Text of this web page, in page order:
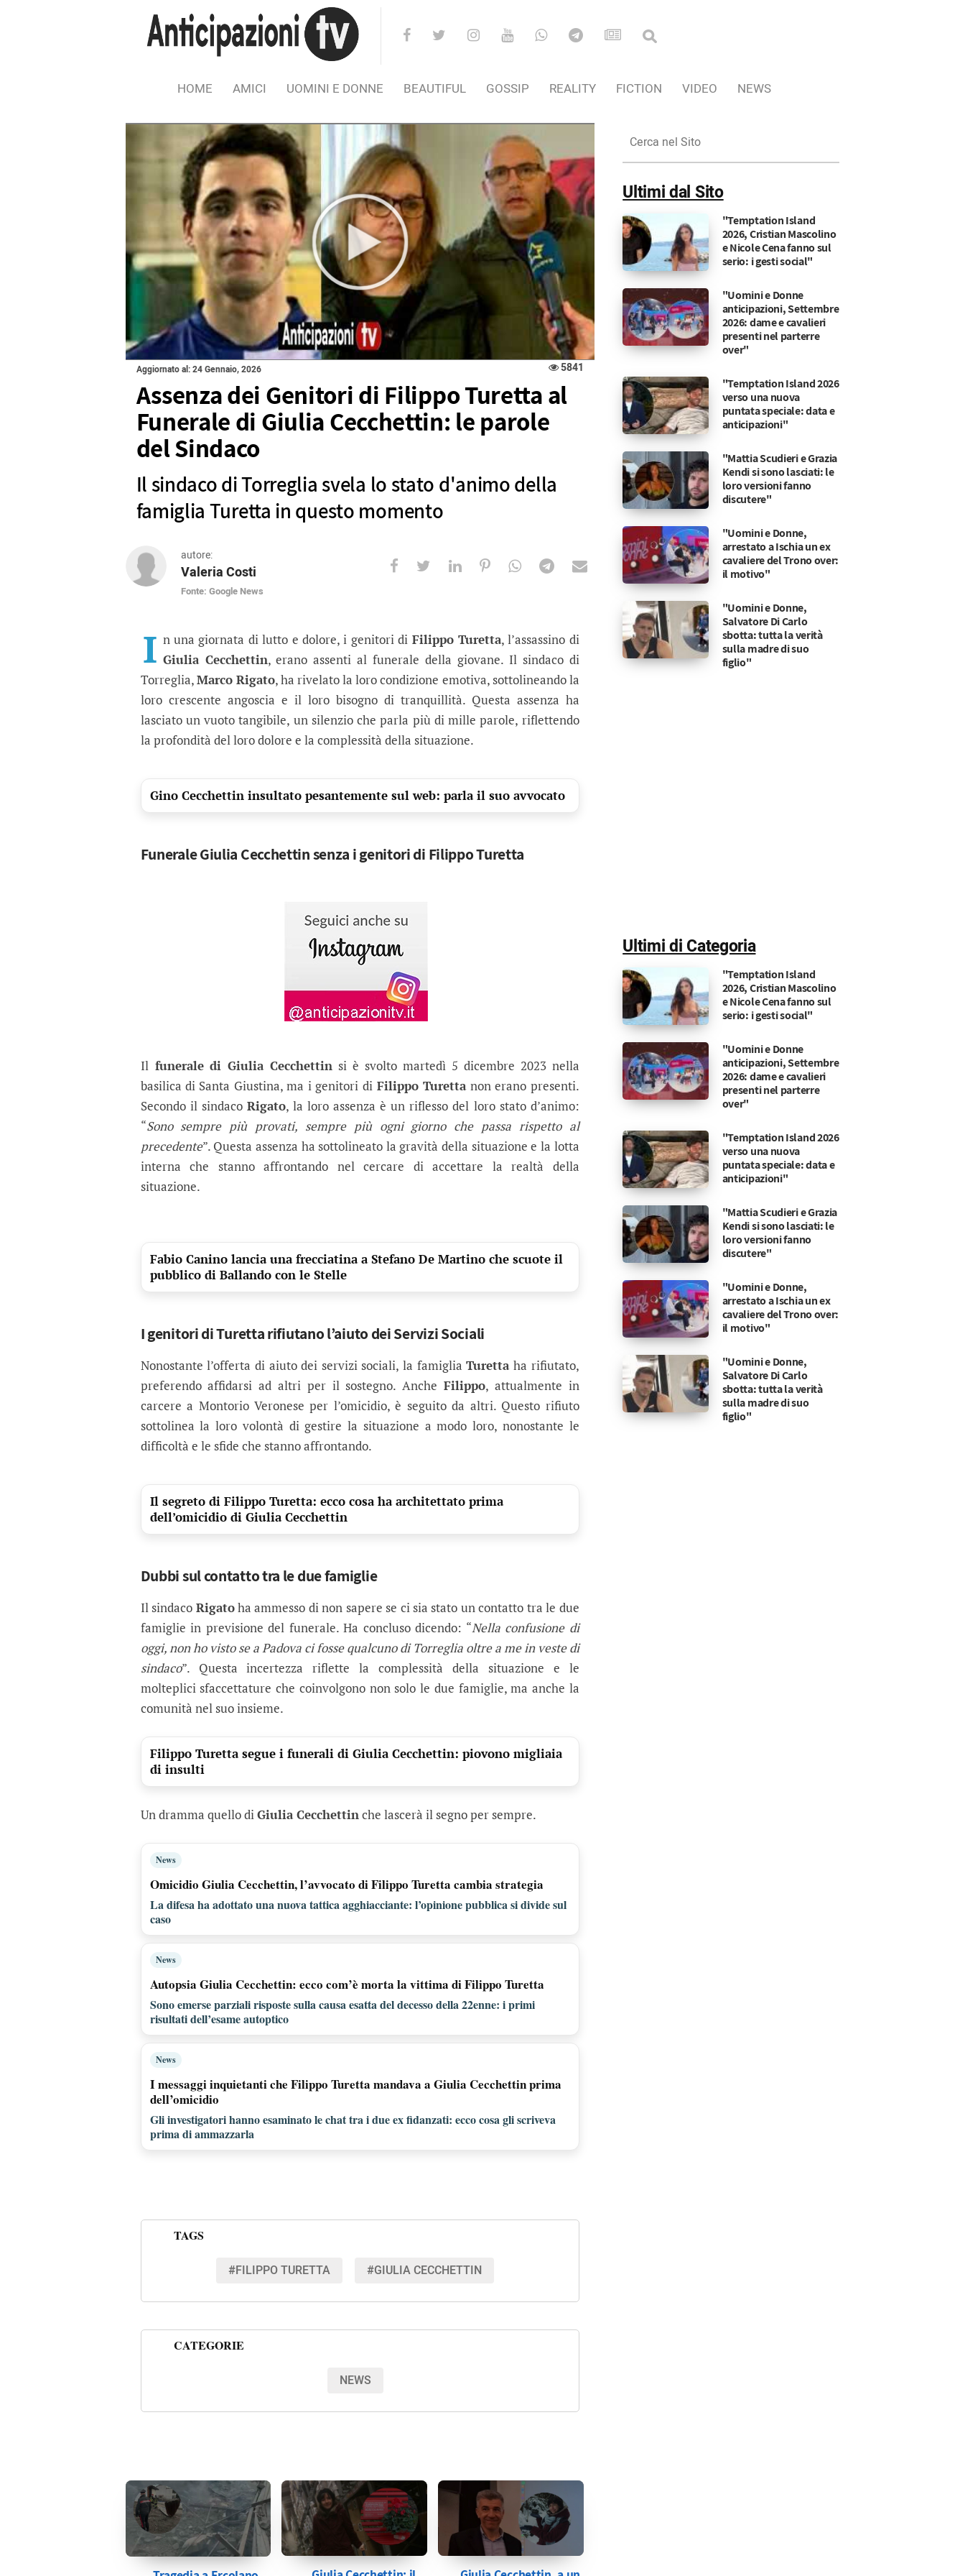
HOME AMICI UOMINI E DONNE BEAUTIFUL GOSSIP REALITY FICTION VIDEO NEWS
Aggiornato al: 24 Gennaio, 2026 5841
Assenza dei Genitori di Filippo Turetta al
Funerale di Giulia Cecchettin: le parole
del Sindaco
Il sindaco di Torreglia svela lo stato d'animo della
famiglia Turetta in questo momento
autore:
Valeria Costi
Fonte: Google News
Assenza dei Genitori di Filippo Turetta al Funerale di Giulia Cecchettin: le parole del Sindaco
Il sindaco di Torreglia svela lo stato d'animo della famiglia Turetta in questo momento
I n una giornata di lutto e dolore, i genitori di Filippo Turetta, l’assassino di
Giulia Cecchettin, erano assenti al funerale della giovane. Il sindaco di
Torreglia,Marco Rigato, ha rivelato la loro condizione emotiva, sottolineando la
loro crescente angoscia e il loro bisogno di tranquillità. Questa assenza ha
lasciato un vuoto tangibile, un silenzio che parla più di mille parole, riflettendo
la profondità del loro dolore e la complessità della situazione.
Gino Cecchettin insultato pesantemente sul web: parla il suo avvocato
Funerale Giulia Cecchettin senza i genitori di Filippo Turetta
Ilfunerale di Giulia Cecchettin si è svolto martedì 5 dicembre 2023 nella
basilica di Santa Giustina, ma i genitori diFilippo Turettanon erano presenti.
Secondo il sindaco Rigato, la loro assenza è un riflesso del loro stato d’animo:
“Sono sempre più provati, sempre più ogni giorno che passa rispetto al
precedente”. Questa assenza ha sottolineato la gravità della situazione e la lotta
interna che stanno affrontando nel cercare di accettare la realtà della
situazione.
Fabio Canino lancia una frecciatina a Stefano De Martino che scuote il
pubblico di Ballando con le Stelle
I genitori di Turetta rifiutano l’aiuto dei Servizi Sociali
Nonostante l’offerta di aiuto dei servizi sociali, la famigliaTurettaha rifiutato,
preferendo affidarsi ad altri per il sostegno. AncheFilippo, attualmente in
carcere a Montorio Veronese per l’omicidio, è seguito da altri. Questo rifiuto
sottolinea la loro volontà di gestire la situazione a modo loro, nonostante le
difficoltà e le sfide che stanno affrontando.
Il segreto di Filippo Turetta: ecco cosa ha architettato prima
dell’omicidio di Giulia Cecchettin
Dubbi sul contatto tra le due famiglie
Il sindaco Rigatoha ammesso di non sapere se ci sia stato un contatto tra le due
famiglie in previsione del funerale. Ha concluso dicendo: “Nella confusione di
oggi, non ho visto se a Padova ci fosse qualcuno di Torreglia oltre a me in veste di
sindaco”. Questa incertezza riflette la complessità della situazione e le
molteplici sfaccettature che coinvolgono non solo le due famiglie, ma anche la
comunità nel suo insieme.
Filippo Turetta segue i funerali di Giulia Cecchettin: piovono migliaia
di insulti
Un dramma quello diGiulia Cecchettinche lascerà il segno per sempre.
News
Omicidio Giulia Cecchettin, l’avvocato di Filippo Turetta cambia strategia
La difesa ha adottato una nuova tattica agghiacciante: l’opinione pubblica si divide sul
caso
News
Autopsia Giulia Cecchettin: ecco com’è morta la vittima di Filippo Turetta
Sono emerse parziali risposte sulla causa esatta del decesso della 22enne: i primi
risultati dell’esame autoptico
News
I messaggi inquietanti che Filippo Turetta mandava a Giulia Cecchettin prima
dell’omicidio
Gli investigatori hanno esaminato le chat tra i due ex fidanzati: ecco cosa gli scriveva
prima di ammazzarla
TAGS
#FILIPPO TURETTA #GIULIA CECCHETTIN
CATEGORIE
NEWS
nel
Sito
Ultimi dal Sito
"Temptation Island
2026, Cristian Mascolino
e Nicole Cena fanno sul
serio: i gesti social"
"Uomini e Donne
anticipazioni, Settembre
2026: dame e cavalieri
presenti nel parterre
over"
"Temptation Island 2026
verso una nuova
puntata speciale: data e
anticipazioni"
"Mattia Scudieri e Grazia
Kendi si sono lasciati: le
loro versioni fanno
discutere"
"Uomini e Donne,
arrestato a Ischia un ex
cavaliere del Trono over:
il motivo"
"Uomini e Donne,
Salvatore Di Carlo
sbotta: tutta la verità
sulla madre di suo
figlio"
Ultimi di Categoria
"Temptation Island
2026, Cristian Mascolino
e Nicole Cena fanno sul
serio: i gesti social"
"Uomini e Donne
anticipazioni, Settembre
2026: dame e cavalieri
presenti nel parterre
over"
"Temptation Island 2026
verso una nuova
puntata speciale: data e
anticipazioni"
"Mattia Scudieri e Grazia
Kendi si sono lasciati: le
loro versioni fanno
discutere"
"Uomini e Donne,
arrestato a Ischia un ex
cavaliere del Trono over:
il motivo"
"Uomini e Donne,
Salvatore Di Carlo
sbotta: tutta la verità
sulla madre di suo
figlio"